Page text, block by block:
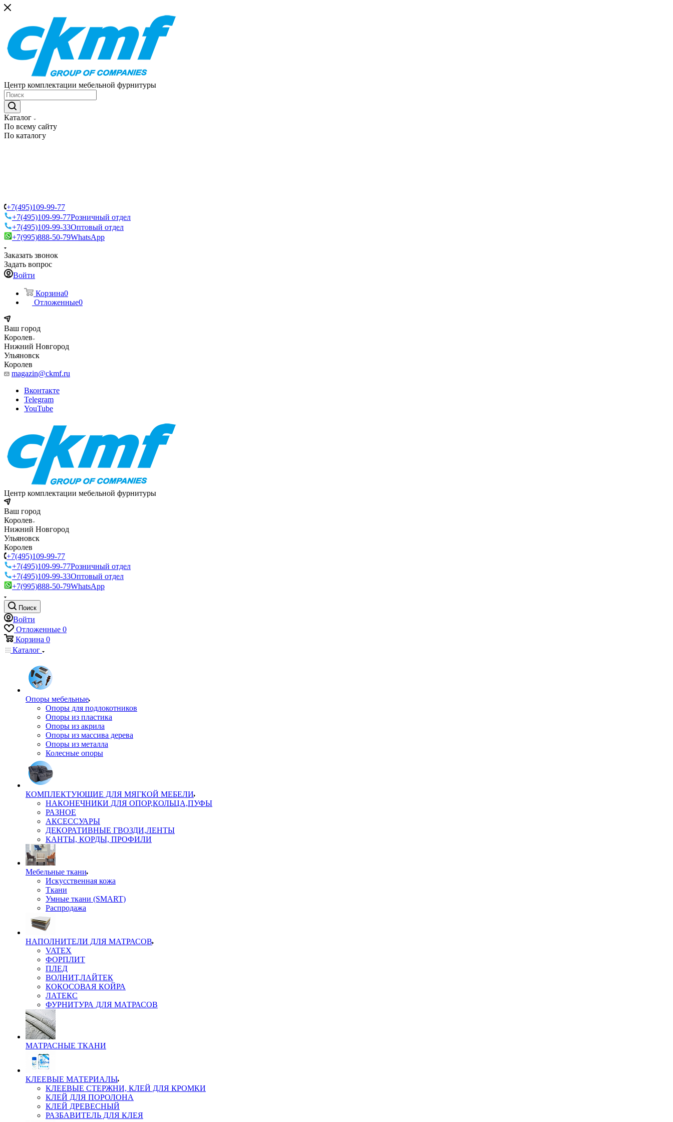
Центр комплектации мебельной фурнитуры
Каталог
По всему сайту
По каталогу
+7(495)109-99-77
+7(495)109-99-77Розничный отдел
+7(495)109-99-33Оптовый отдел
+7(995)888-50-79WhatsApp
Заказать звонок
Задать вопрос
Войти
Корзина0
Отложенные0
Ваш город
Королев
Нижний Новгород
Ульяновск
Королев
magazin@ckmf.ru
Вконтакте
Telegram
YouTube
Центр комплектации мебельной фурнитуры
Ваш город
Королев
Нижний Новгород
Ульяновск
Королев
+7(495)109-99-77
+7(495)109-99-77Розничный отдел
+7(495)109-99-33Оптовый отдел
+7(995)888-50-79WhatsApp
Поиск
Войти
Отложенные 0
Корзина 0
Каталог
Опоры мебельные
Опоры для подлокотников
Опоры из пластика
Опоры из акрила
Опоры из массива дерева
Опоры из металла
Колесные опоры
КОМПЛЕКТУЮЩИЕ ДЛЯ МЯГКОЙ МЕБЕЛИ
НАКОНЕЧНИКИ ДЛЯ ОПОР,КОЛЬЦА,ПУФЫ
РАЗНОЕ
АКСЕССУАРЫ
ДЕКОРАТИВНЫЕ ГВОЗДИ,ЛЕНТЫ
КАНТЫ, КОРДЫ, ПРОФИЛИ
Мебельные ткани
Искусственная кожа
Ткани
Умные ткани (SMART)
Распродажа
НАПОЛНИТЕЛИ ДЛЯ МАТРАСОВ
VATEX
ФОРПЛИТ
ПЛЕД
ВОЛНИТ,ЛАЙТЕК
КОКОСОВАЯ КОЙРА
ЛАТЕКС
ФУРНИТУРА ДЛЯ МАТРАСОВ
МАТРАСНЫЕ ТКАНИ
КЛЕЕВЫЕ МАТЕРИАЛЫ
КЛЕЕВЫЕ СТЕРЖНИ, КЛЕЙ ДЛЯ КРОМКИ
КЛЕЙ ДЛЯ ПОРОЛОНА
КЛЕЙ ДРЕВЕСНЫЙ
РАЗБАВИТЕЛЬ ДЛЯ КЛЕЯ